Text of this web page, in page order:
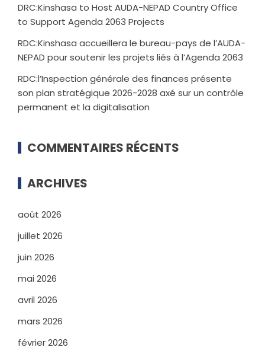
DRC:Kinshasa to Host AUDA-NEPAD Country Office
to Support Agenda 2063 Projects
RDC:Kinshasa accueillera le bureau-pays de l’AUDA-
NEPAD pour soutenir les projets liés à l’Agenda 2063
RDC:l’Inspection générale des finances présente
son plan stratégique 2026-2028 axé sur un contrôle
permanent et la digitalisation
COMMENTAIRES RÉCENTS
ARCHIVES
août 2026
juillet 2026
juin 2026
mai 2026
avril 2026
mars 2026
février 2026